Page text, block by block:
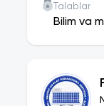
Talablar
Bilim va